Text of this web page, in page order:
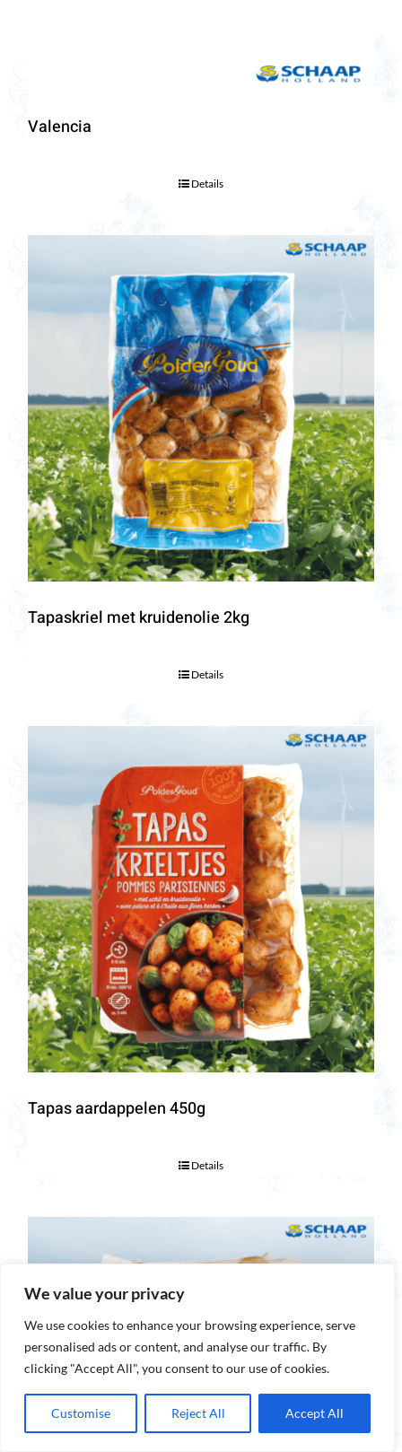
We value your privacy
We use cookies to enhance your browsing experience, serve
personalised ads or content, and analyse our traffic. By
clicking "Accept All", you consent to our use of cookies.
Customise Reject All Accept All
Valencia
Details
Tapaskriel met kruidenolie 2kg
Details
Tapas aardappelen 450g
Details